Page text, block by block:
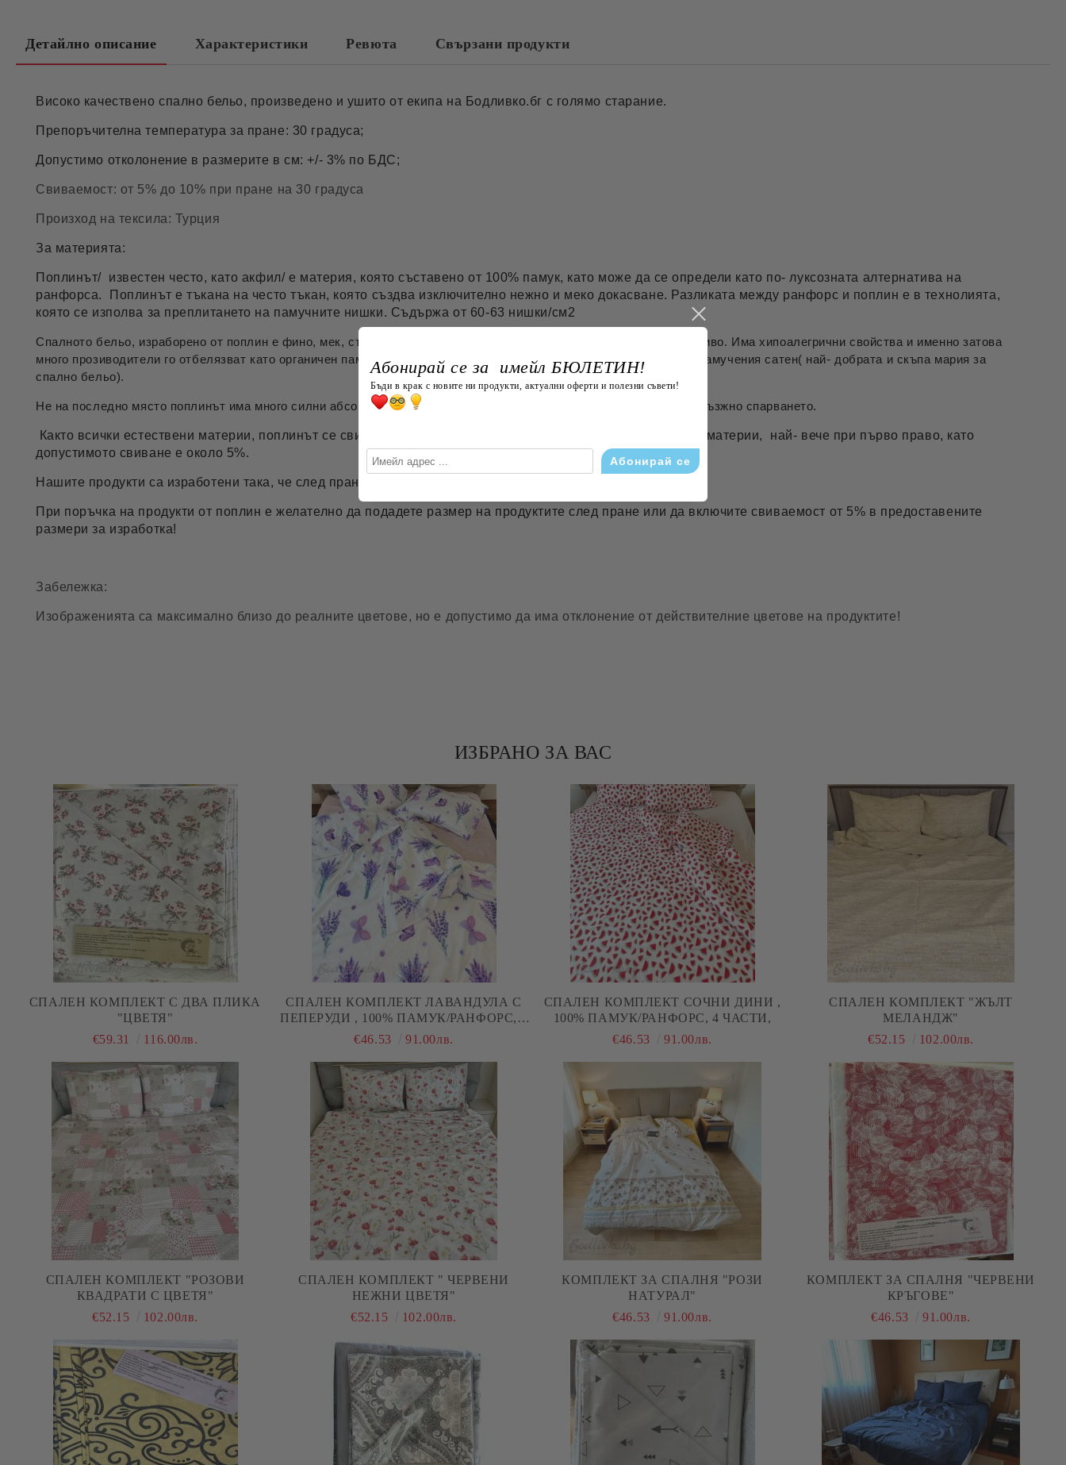
Детайлно описание Характеристики Ревюта Свързани продукти
Високо качествено спално бельо, произведено и ушито от екипа на Бодливко.бг с голямо старание.
Препоръчителна температура за пране: 30 градуса;
Допустимо отколонение в размерите в см: +/- 3% по БДС;
Свиваемост: от 5% до 10% при пране на 30 градуса
Произход на тексила: Турция
За материята:
Поплинът/ известен често, като акфил/ е материя, която съставено от 100% памук, като може да се определи като по- луксозната алтернатива на
ранфорса. Поплинът е тъкана на често тъкан, която създва изключително нежно и меко докасване. Разликата между ранфорс и поплин е в технолията,
която се изполва за преплитането на памучните нишки. Съдържа от 60-63 нишки/см2
Спалното бельо, израборено от поплин е фино, мек, съдържа блясък и в същото време е изключително издръжливо. Има хипоалегрични свойства и именно затова
много прозиводители го отбелязват като органичен памук. Изключително много се доближава до качеството на памучения сатен( най- добрата и скъпа мария за
спално бельо).
Не на последно място поплинът има много силни абсорбиращи влагата свойства, която от своя страна прави невъзжно спарването.
Както всички естествени материи, поплинът се свива, но много по-малко в сравнение с другите памучни материи, най- вече при първо право, като
допустимото свиване е около 5%.
Нашите продукти са изработени така, че след пране да достигнат посочения по етикет размер.
При поръчка на продукти от поплин е желателно да подадете размер на продуктите след пране или да включите свиваемост от 5% в предоставените
размери за изработка!
Забележка:
Изображенията са максимално близо до реалните цветове, но е допустимо да има отклонение от действителние цветове на продуктите!
ИЗБРАНО ЗА ВАС
СПАЛЕН КОМПЛЕКТ С ДВА ПЛИКА
"ЦВЕТЯ"
€59.31
116.00лв.
СПАЛЕН КОМПЛЕКТ ЛАВАНДУЛА С
ПЕПЕРУДИ , 100% ПАМУК/РАНФОРС, 4
ЧАСТИ,
€46.53 91.00лв.
СПАЛЕН КОМПЛЕКТ СОЧНИ ДИНИ ,
100% ПАМУК/РАНФОРС, 4 ЧАСТИ,
€46.53
91.00лв.
СПАЛЕН КОМПЛЕКТ "ЖЪЛТ
МЕЛАНДЖ"
€52.15
102.00лв.
СПАЛЕН КОМПЛЕКТ "РОЗОВИ
КВАДРАТИ С ЦВЕТЯ"
€52.15
102.00лв.
СПАЛЕН КОМПЛЕКТ " ЧЕРВЕНИ
НЕЖНИ ЦВЕТЯ"
€52.15
102.00лв.
КОМПЛЕКТ ЗА СПАЛНЯ "РОЗИ
НАТУРАЛ"
€46.53
91.00лв.
КОМПЛЕКТ ЗА СПАЛНЯ "ЧЕРВЕНИ
КРЪГОВЕ"
€46.53
91.00лв.
Абонирай се за имейл БЮЛЕТИН!
Бъди в крак с новите ни продукти, актуални оферти и полезни съвети!